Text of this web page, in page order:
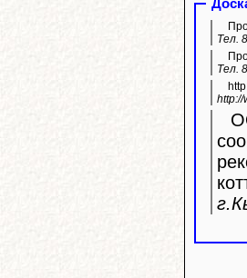
Тел.
Тел.
http://